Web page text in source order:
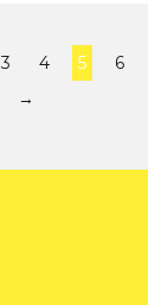
3 4 5 6
→